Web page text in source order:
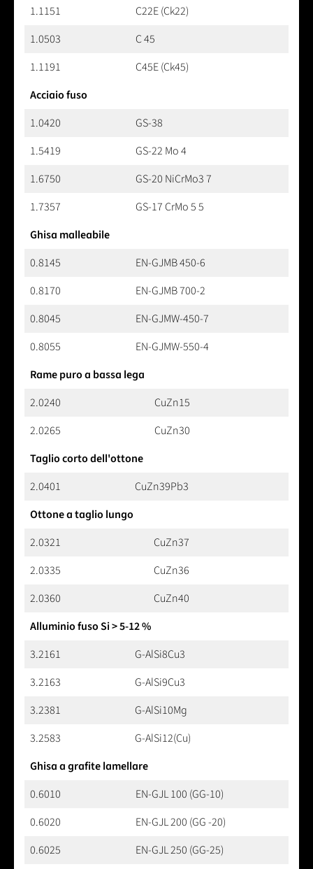
1.1151
C22E (Ck22)
1.0503
C 45
1.1191
C45E (Ck45)
Acciaio fuso
1.0420
GS-38
1.5419
GS-22 Mo 4
1.6750
GS-20 NiCrMo3 7
1.7357
GS-17 CrMo 5 5
Ghisa malleabile
0.8145
EN-GJMB 450-6
0.8170
EN-GJMB 700-2
0.8045
EN-GJMW-450-7
0.8055
EN-GJMW-550-4
Rame puro a bassa lega
2.0240
CuZn15
2.0265
CuZn30
Taglio corto dell'ottone
2.0401
CuZn39Pb3
Ottone a taglio lungo
2.0321
CuZn37
2.0335
CuZn36
2.0360
CuZn40
Alluminio fuso Si > 5-12 %
3.2161
G-AlSi8Cu3
3.2163
G-AlSi9Cu3
3.2381
G-AlSi10Mg
3.2583
G-AlSi12(Cu)
Ghisa a grafite lamellare
0.6010
EN-GJL 100 (GG-10)
0.6020
EN-GJL 200 (GG -20)
0.6025
EN-GJL 250 (GG-25)